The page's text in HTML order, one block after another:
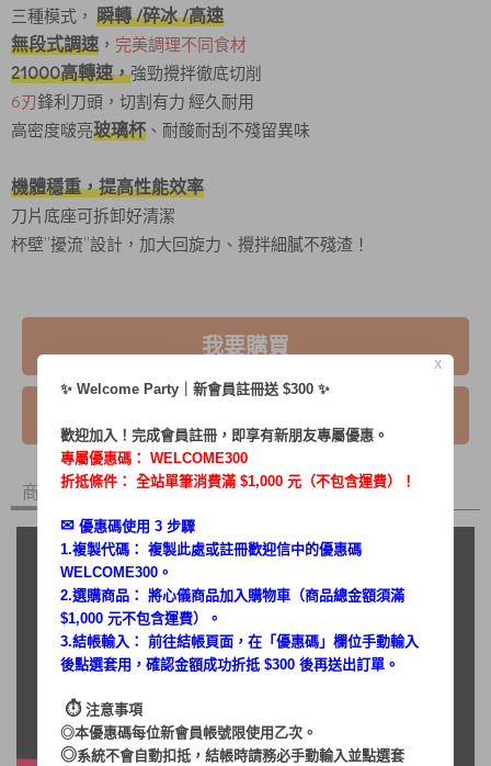
三種模式， 瞬轉 /碎冰 /高速
無段式調速， 完美調理不同食材
21000高轉速，強勁攪拌徹底切削
6刃鋒利刀頭，切割有力 經久耐用
高密度啵亮玻璃杯 、耐酸耐刮不殘留異味
機體穩重，提高性能效率
刀片底座可拆卸好清潔
杯壁”擾流”設計，加大回旋力、攪拌細膩不殘渣！
我要購買
商品內容 商品討論
X
✨ Welcome Party｜新會員註冊送 $300 ✨
歡迎加入！完成會員註冊，即享有新朋友專屬優惠。
專屬優惠碼： WELCOME300
折抵條件： 全站單筆消費滿 $1,000 元（不包含運費）！
✉︎ 優惠碼使用 3 步驟
1.複製代碼： 複製此處或註冊歡迎信中的優惠碼
WELCOME300。
2.選購商品： 將心儀商品加入購物車（商品總金額須滿
$1,000 元不包含運費）。
3.結帳輸入： 前往結帳頁面，在「優惠碼 」欄位手動輸入
後點選套用，確認金額成功折抵 $300 後再送出訂單。
⏱︎ 注意事項
◎本優惠碼每位新會員帳號限使用乙次。
◎系統不會自動扣抵，結帳時請務必手動輸入並點選套